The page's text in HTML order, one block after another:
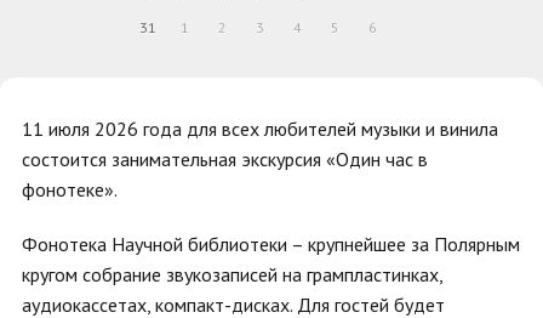
11 июля 2026 года для всех любителей музыки и винила
состоится занимательная экскурсия «Один час в
фонотеке».
Фонотека Научной библиотеки – крупнейшее за Полярным
кругом собрание звукозаписей на грампластинках,
аудиокассетах, компакт-дисках. Для гостей будет
31 1 2 3 4 5 6